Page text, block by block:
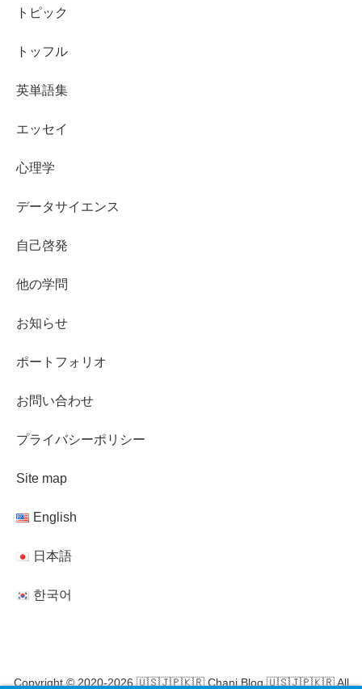
トピック
トッフル
英単語集
エッセイ
心理学
データサイエンス
自己啓発
他の学問
お知らせ
ポートフォリオ
お問い合わせ
プライバシーポリシー
Site map
English
日本語
한국어
Copyright © 2020-2026 🇺🇸🇯🇵🇰🇷 Chani Blog 🇺🇸🇯🇵🇰🇷 All